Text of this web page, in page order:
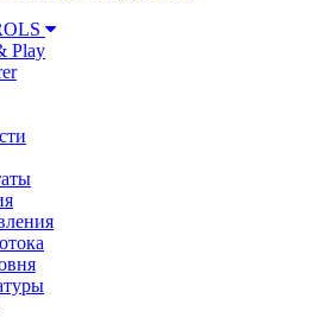
Play